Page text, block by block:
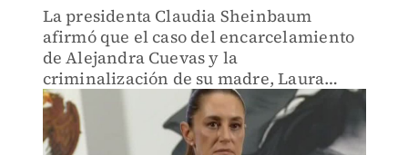
La presidenta Claudia Sheinbaum
afirmó que el caso del encarcelamiento
de Alejandra Cuevas y la
criminalización de su madre, Laura
Morán, por el delito que inventó el fiscal
general de la República, Alejando Gertz
Manero, está aclarado y resuelto.